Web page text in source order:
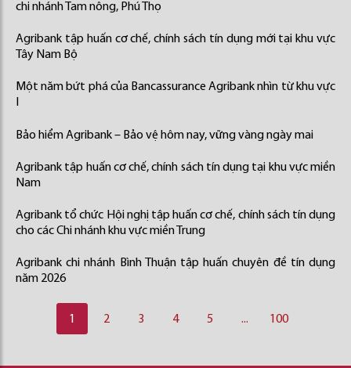
chi nhánh Tam nông, Phú Thọ
Agribank tập huấn cơ chế, chính sách tín dụng mới tại khu vực
Tây Nam Bộ
Một năm bứt phá của Bancassurance Agribank nhìn từ khu vực
Bảo hiểm Agribank – Bảo vệ hôm nay, vững vàng ngày mai
Agribank tập huấn cơ chế, chính sách tín dụng tại khu vực miền
Nam
Agribank tổ chức Hội nghị tập huấn cơ chế, chính sách tín dụng
cho các Chi nhánh khu vực miền Trung
Agribank chi nhánh Bình Thuận tập huấn chuyên đề tín dụng
năm 2026
1 2 3 4 5 ... 100